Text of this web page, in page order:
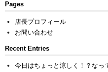
Pages
店長プロフィール
お問い合わせ
Recent Entries
今日はちょっと涼しく！？なっ